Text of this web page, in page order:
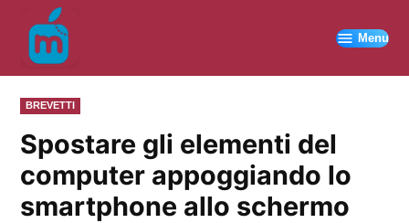
contenuto
Menu
PUBBLICATO
IN
BREVETTI
Spostare gli elementi del
computer appoggiando lo
smartphone allo schermo